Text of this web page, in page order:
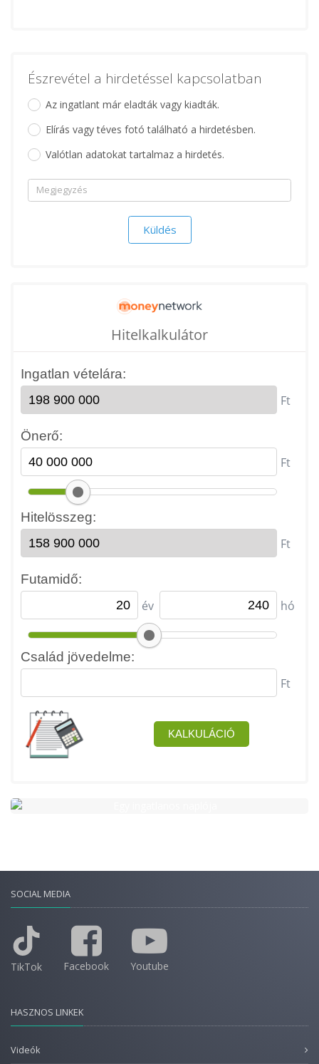
Észrevétel a hirdetéssel kapcsolatban
Az ingatlant már eladták vagy kiadták.
Elírás vagy téves fotó található a hirdetésben.
Valótlan adatokat tartalmaz a hirdetés.
SOCIAL MEDIA
TikTok Facebook Youtube
HASZNOS LINKEK
Videók